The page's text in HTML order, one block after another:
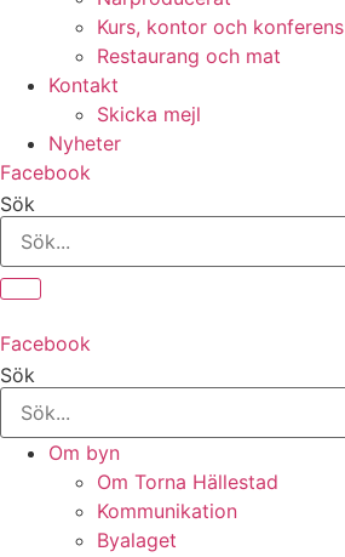
Kurs, kontor och konferens
Restaurang och mat
Kontakt
Skicka mejl
Nyheter
Facebook
Sök
Facebook
Sök
Om byn
Om Torna Hällestad
Kommunikation
Byalaget